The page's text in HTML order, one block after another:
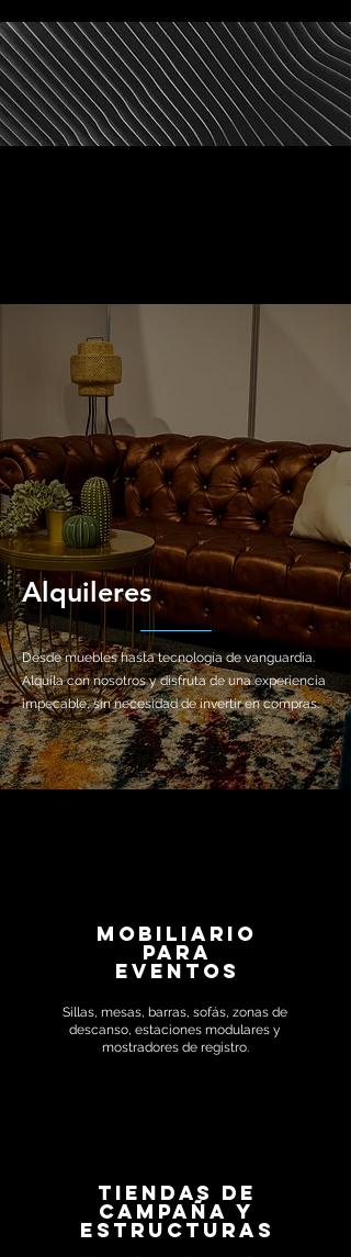
Alquileres
Desde muebles hasta tecnología de vanguardia.
Alquila con nosotros y disfruta de una experiencia
impecable, sin necesidad de invertir en compras.
Mobiliario
para
eventos
Sillas, mesas, barras, sofás, zonas de
descanso, estaciones modulares y
mostradores de registro.
Tiendas de
campaña y
estructuras